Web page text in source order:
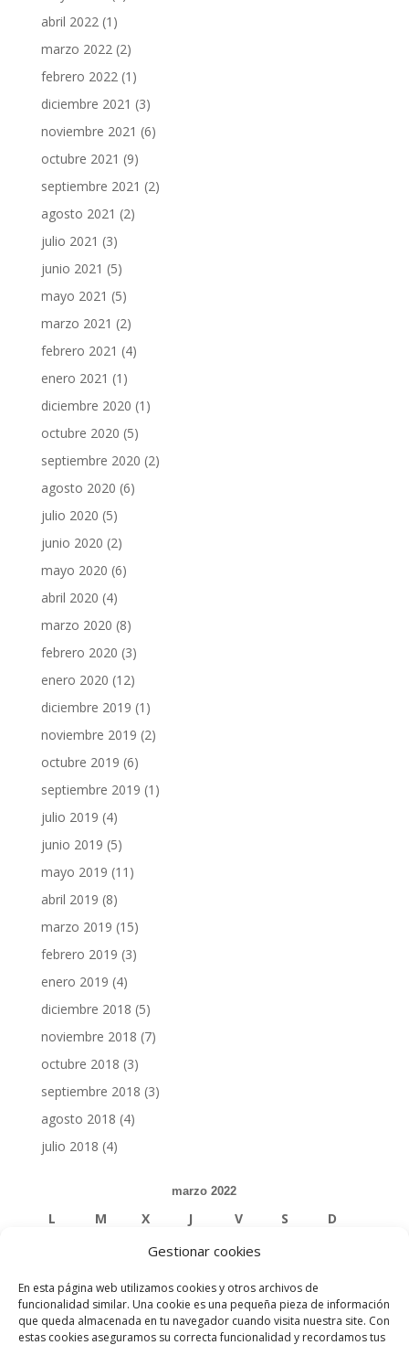
Gestionar cookies
En esta página web utilizamos cookies y otros archivos de
funcionalidad similar. Una cookie es una pequeña pieza de información
que queda almacenada en tu navegador cuando visita nuestra site. Con
estas cookies aseguramos su correcta funcionalidad y recordamos tus
abril 2022(1)
marzo 2022(2)
febrero 2022(1)
diciembre 2021 (3)
noviembre 2021 (6)
octubre 2021 (9)
septiembre 2021 (2)
agosto 2021 (2)
julio 2021 (3)
junio 2021 (5)
mayo 2021 (5)
marzo 2021 (2)
febrero 2021 (4)
enero 2021 (1)
diciembre 2020 (1)
octubre 2020 (5)
septiembre 2020 (2)
agosto 2020 (6)
julio 2020 (5)
junio 2020 (2)
mayo 2020 (6)
abril 2020 (4)
marzo 2020 (8)
febrero 2020 (3)
enero 2020 (12)
diciembre 2019 (1)
noviembre 2019 (2)
octubre 2019 (6)
septiembre 2019 (1)
julio 2019 (4)
junio 2019 (5)
mayo 2019 (11)
abril 2019 (8)
marzo 2019 (15)
febrero 2019 (3)
enero 2019 (4)
diciembre 2018 (5)
noviembre 2018 (7)
octubre 2018 (3)
septiembre 2018 (3)
agosto 2018 (4)
julio 2018 (4)
marzo 2022
L M X J V S D
2 3 4
7 8 9 10 11 12 13